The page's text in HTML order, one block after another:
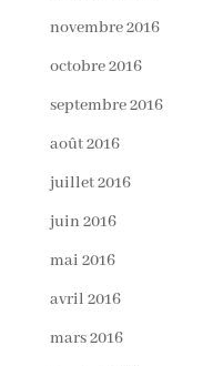
novembre 2016
octobre 2016
septembre 2016
août 2016
juillet 2016
juin 2016
mai 2016
avril 2016
mars 2016